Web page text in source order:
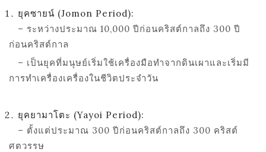
ยุคซายน์ (Jomon Period):
– ระหว่างประมาณ 10,000 ปีก่อนคริสต์กาลถึง 300 ปี
ก่อนคริสต์กาล
– เป็นยุคที่มนุษย์เริ่มใช้เครื่องมือทำจากดินเผาและเริ่มมี
การทำเครื่องเครื่องในชีวิตประจำวัน
ยุคยามาโตะ (Yayoi Period):
– ตั้งแต่ประมาณ 300 ปีก่อนคริสต์กาลถึง 300 คริสต์
ศตวรรษ